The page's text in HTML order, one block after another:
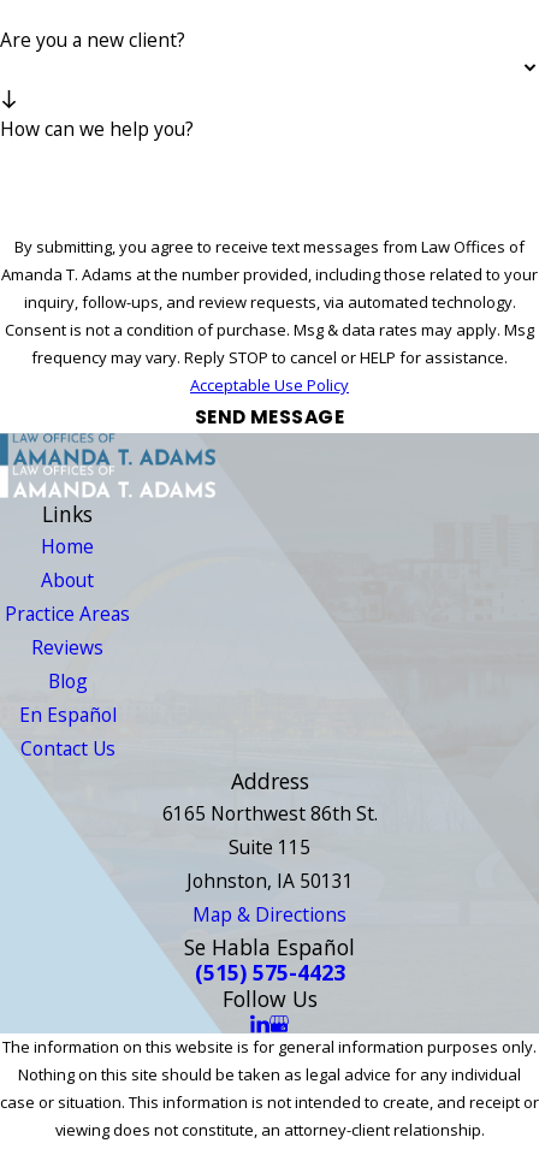
Are you a new client?
How can we help you?
By submitting, you agree to receive text messages from Law Offices of
Amanda T. Adams at the number provided, including those related to your
inquiry, follow-ups, and review requests, via automated technology.
Consent is not a condition of purchase. Msg & data rates may apply. Msg
frequency may vary. Reply STOP to cancel or HELP for assistance.
Acceptable Use Policy
SEND MESSAGE
Links
Home
About
Practice Areas
Reviews
Blog
En Español
Contact Us
Address
6165 Northwest 86th St.
Suite 115
Johnston, IA 50131
Map & Directions
Se Habla Español
(515) 575-4423
Follow Us
The information on this website is for general information purposes only.
Nothing on this site should be taken as legal advice for any individual
case or situation. This information is not intended to create, and receipt or
viewing does not constitute, an attorney-client relationship.